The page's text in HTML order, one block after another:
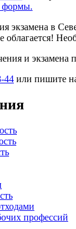
формы.
экзамена в
облагается!
и экзамена
44 или пишите
профессий